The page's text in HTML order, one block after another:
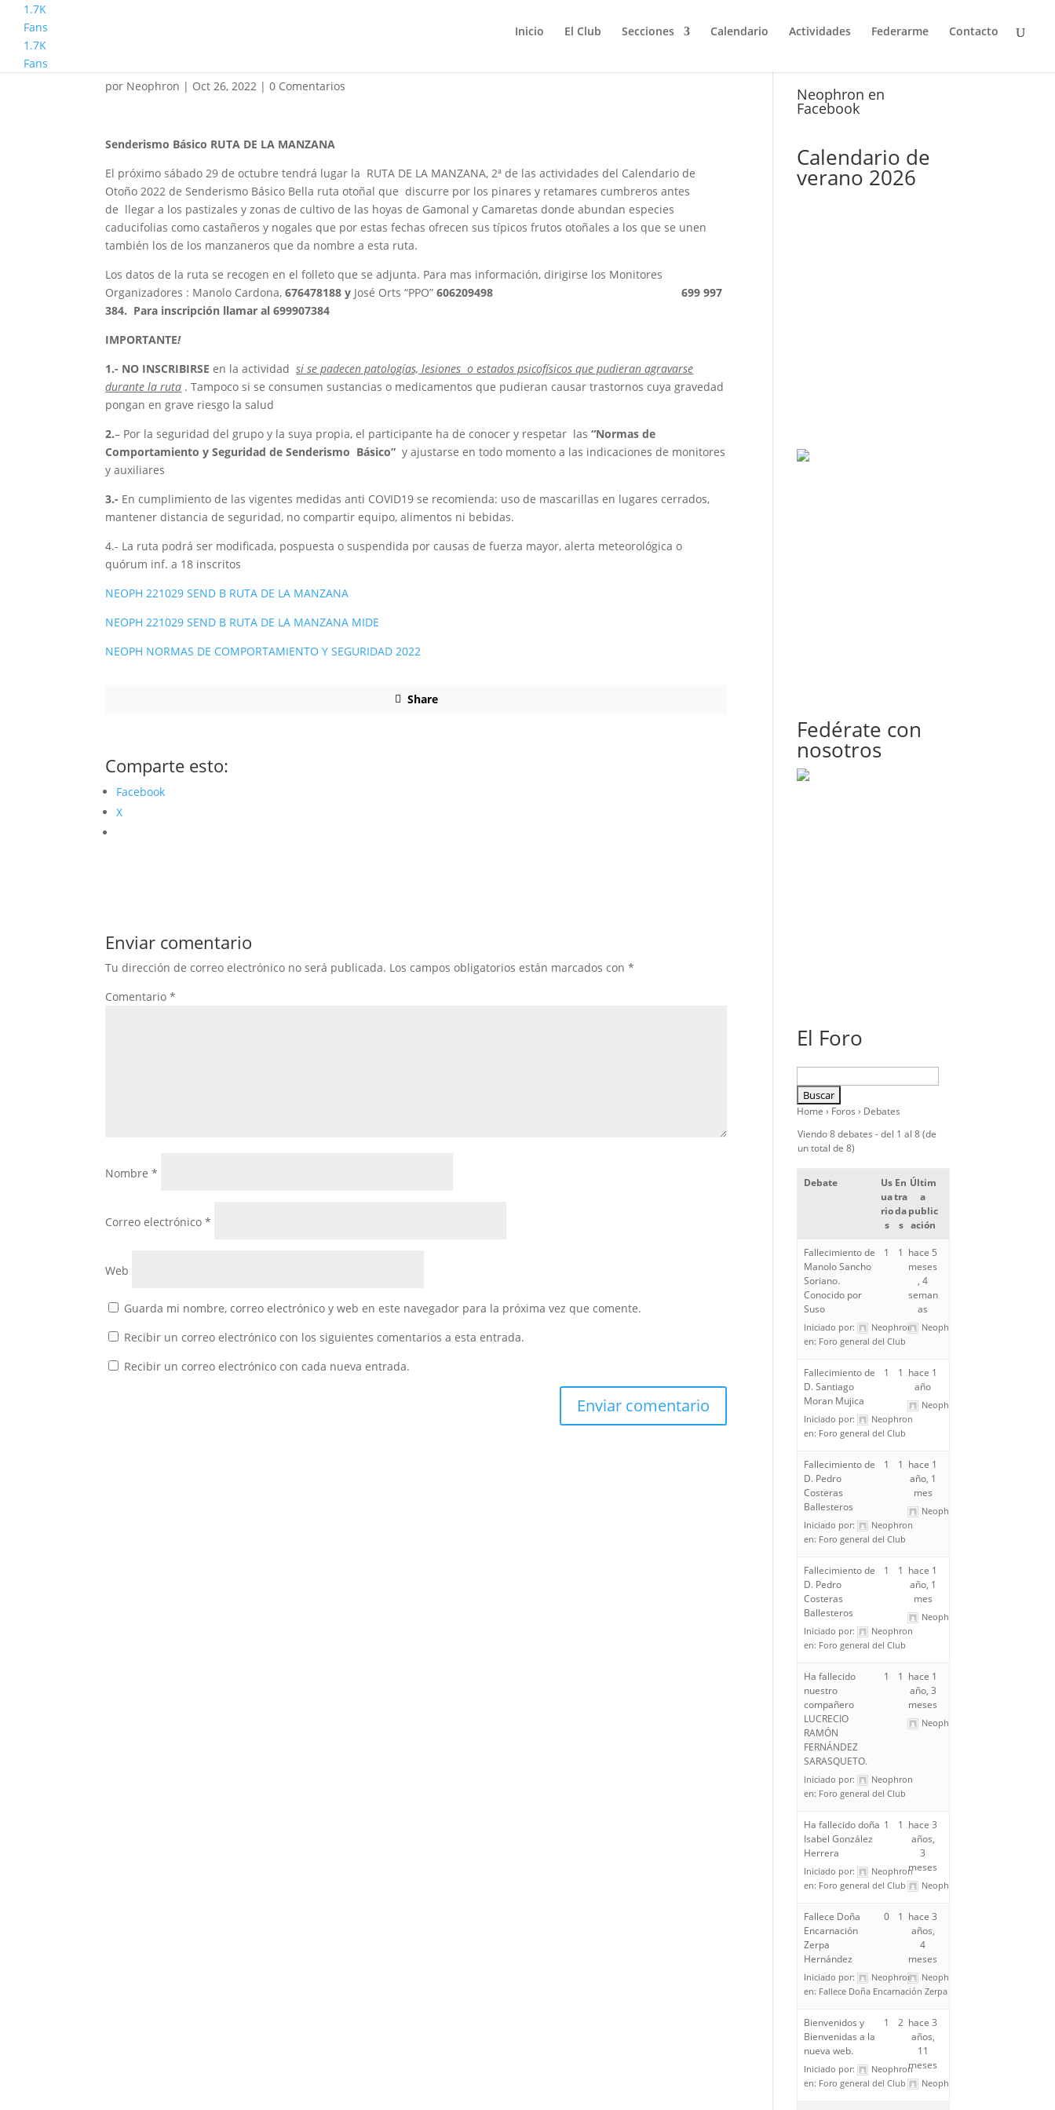
Inicio El Club Secciones Calendario Actividades Federarme Contacto
1.7K
Fans
1.7K
Fans
por Neophron | Oct 26, 2022 |0 Comentarios
Senderismo Básico RUTA DE LA MANZANA
El próximo sábado 29 de octubre tendrá lugar la RUTA DE LA MANZANA, 2ª de las actividades del Calendario de
Otoño 2022 de Senderismo Básico Bella ruta otoñal que discurre por los pinares y retamares cumbreros antes
de llegar a los pastizales y zonas de cultivo de las hoyas de Gamonal y Camaretas donde abundan especies
caducifolias como castañeros y nogales que por estas fechas ofrecen sus típicos frutos otoñales a los que se unen
también los de los manzaneros que da nombre a esta ruta.
Los datos de la ruta se recogen en el folleto que se adjunta. Para mas información, dirigirse los Monitores
Organizadores : Manolo Cardona,676478188 y José Orts “PPO”606209498
699 997
384. Para inscripción llamar al 699907384
IMPORTANTE!
1.- NO INSCRIBIRSEen la actividadsi se padecen patologías, lesiones o estados psicofísicos que pudieran agravarse
durante la ruta . Tampoco si se consumen sustancias o medicamentos que pudieran causar trastornos cuya gravedad
pongan en grave riesgo la salud
2.– Por la seguridad del grupo y la suya propia, el participante ha de conocer y respetar las“Normas de
Comportamiento y Seguridad de Senderismo Básico” y ajustarse en todo momento a las indicaciones de monitores
y auxiliares
3.- En cumplimiento de las vigentes medidas anti COVID19 se recomienda: uso de mascarillas en lugares cerrados,
mantener distancia de seguridad, no compartir equipo, alimentos ni bebidas.
4.- La ruta podrá ser modificada, pospuesta o suspendida por causas de fuerza mayor, alerta meteorológica o
quórum inf. a 18 inscritos
NEOPH 221029 SEND B RUTA DE LA MANZANA
NEOPH 221029 SEND B RUTA DE LA MANZANA MIDE
NEOPH NORMAS DE COMPORTAMIENTO Y SEGURIDAD 2022
Share
Comparte esto:
Facebook
X
Enviar comentario
Tu dirección de correo electrónico no será publicada. Los campos obligatorios están marcados con*
Comentario*
Nombre*
Correo electrónico*
Web
Guarda mi nombre, correo electrónico y web en este navegador para la próxima vez que comente.
Recibir un correo electrónico con los siguientes comentarios a esta entrada.
Recibir un correo electrónico con cada nueva entrada.
Neophron en
Facebook
Calendario de
verano 2026
Fedérate con
nosotros
El Foro
Home › Foros › Debates
Viendo 8 debates - del 1 al 8 (de
un total de 8)
Debate
Us
ua
rio
s
En
tra
da
s
Últim
a
public
ación
Fallecimiento de
Manolo Sancho
Soriano.
Conocido por
Suso
Iniciado por:
Neophron
en: Foro general del Club
1 1 hace 5
meses
, 4
seman
as
Neophron
Fallecimiento de
D. Santiago
Moran Mujica
Iniciado por:
Neophron
en: Foro general del Club
1 1 hace 1
año
Neophron
Fallecimiento de
D. Pedro
Costeras
Ballesteros
Iniciado por:
Neophron
en: Foro general del Club
1 1 hace 1
año, 1
mes
Neophron
Fallecimiento de
D. Pedro
Costeras
Ballesteros
Iniciado por:
Neophron
en: Foro general del Club
1 1 hace 1
año, 1
mes
Neophron
Ha fallecido
nuestro
compañero
LUCRECIO
RAMÓN
FERNÁNDEZ
SARASQUETO.
Iniciado por:
Neophron
en: Foro general del Club
1 1 hace 1
año, 3
meses
Neophron
Ha fallecido doña
Isabel González
Herrera
Iniciado por:
Neophron
en: Foro general del Club
1 1 hace 3
años,
3
meses
Neophron
Fallece Doña
Encarnación
Zerpa
Hernández
Iniciado por:
Neophron
en: Fallece Doña Encarnación Zerpa Hernández
0 1 hace 3
años,
4
meses
Neophron
Bienvenidos y
Bienvenidas a la
nueva web.
Iniciado por:
Neophron
en: Foro general del Club
1 2 hace 3
años,
11
meses
Neophron